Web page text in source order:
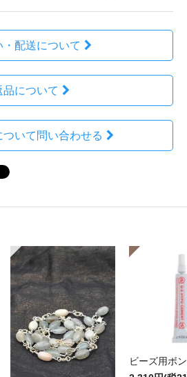
・配送について
品について
ついて問い合わせる
ビーズ用ボ